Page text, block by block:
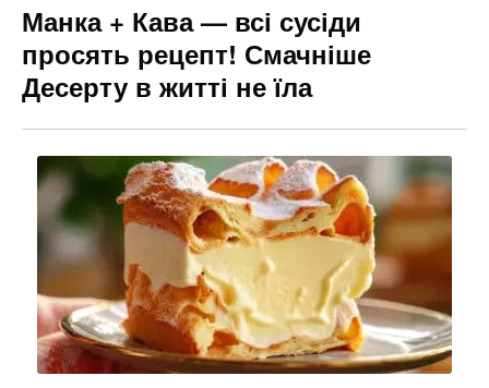
Манка + Кава — всі сусіди
просять рецепт! Смачніше
Десерту в житті не їла